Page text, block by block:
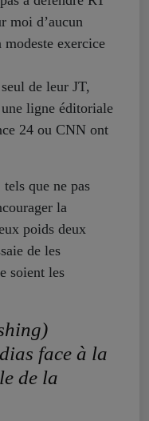
moi d’aucun
exercice
de leur JT,
ligne éditoriale
24 ou CNN ont
que ne pas
la
poids deux
de les
soient les
face à la
de la